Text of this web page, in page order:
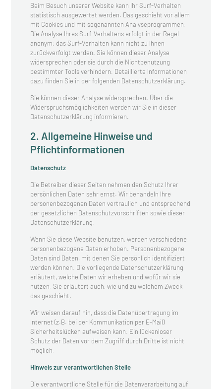
Beim Besuch unserer Website kann Ihr Surf-Verhalten
statistisch ausgewertet werden. Das geschieht vor allem
mit Cookies und mit sogenannten Analyseprogrammen.
Die Analyse Ihres Surf-Verhaltens erfolgt in der Regel
anonym; das Surf-Verhalten kann nicht zu Ihnen
zurückverfolgt werden. Sie können dieser Analyse
widersprechen oder sie durch die Nichtbenutzung
bestimmter Tools verhindern. Detaillierte Informationen
dazu finden Sie in der folgenden Datenschutzerklärung.
Sie können dieser Analyse widersprechen. Über die
Widerspruchsmöglichkeiten werden wir Sie in dieser
Datenschutzerklärung informieren.
2. Allgemeine Hinweise und
Pflichtinformationen
Datenschutz
Die Betreiber dieser Seiten nehmen den Schutz Ihrer
persönlichen Daten sehr ernst. Wir behandeln Ihre
personenbezogenen Daten vertraulich und entsprechend
der gesetzlichen Datenschutzvorschriften sowie dieser
Datenschutzerklärung.
Wenn Sie diese Website benutzen, werden verschiedene
personenbezogene Daten erhoben. Personenbezogene
Daten sind Daten, mit denen Sie persönlich identifiziert
werden können. Die vorliegende Datenschutzerklärung
erläutert, welche Daten wir erheben und wofür wir sie
nutzen. Sie erläutert auch, wie und zu welchem Zweck
das geschieht.
Wir weisen darauf hin, dass die Datenübertragung im
Internet (z.B. bei der Kommunikation per E-Mail)
Sicherheitslücken aufweisen kann. Ein lückenloser
Schutz der Daten vor dem Zugriff durch Dritte ist nicht
möglich.
Hinweis zur verantwortlichen Stelle
Die verantwortliche Stelle für die Datenverarbeitung auf